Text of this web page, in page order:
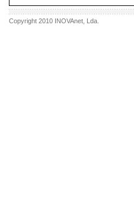
Copyright 2010 INOVAnet , Lda.